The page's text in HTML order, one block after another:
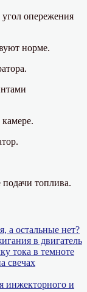
опережения
норме.
топлива.
а остальные нет?
в двигатель
тока в темноте
свечах
инжекторного и